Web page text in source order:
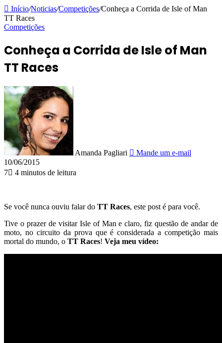
Início/Noticias/Competições/Conheça a Corrida de Isle of Man
TT Races
Competições
Conheça a Corrida de Isle of Man
TT Races
Amanda Pagliari
Mande um e-mail
10/06/2015
7
4 minutos de leitura
Se você nunca ouviu falar do TT Races, este post é para você.
Tive o prazer de visitar Isle of Man e claro, fiz questão de andar de
moto, nocircuito da prova que é considerada a competiçãomais
mortal do mundo, o TT Races! Veja meu vídeo: